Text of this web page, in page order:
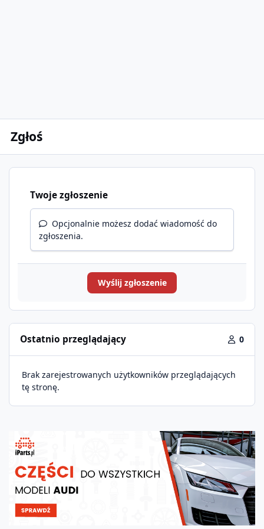
Zgłoś
Twoje zgłoszenie
Opcjonalnie możesz dodać wiadomość do
zgłoszenia.
Wyślij zgłoszenie
Ostatnio przeglądający 0
Brak zarejestrowanych użytkowników przeglądających
tę stronę.